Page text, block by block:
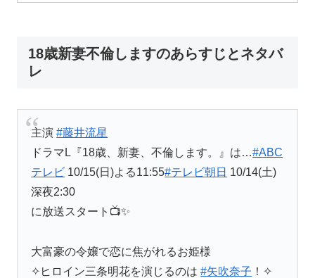
18歳新妻不倫しますのあらすじとネタバ
レ
主演#藤井流星
ドラマL『18歳、新妻、不倫します。』は…#ABC
テレビ 10/15(日)よる11:55#テレビ朝日 10/14(土)
深夜2:30
に放送スタート📺✨
大富豪の令嬢で恋に焦がれるお姫様
✧ヒロイン三条明花を演じるのは#矢吹奈子 ！✧